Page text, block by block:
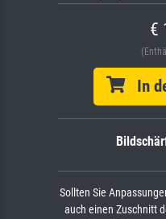
€
In
Sollten Sie
auch einen Zuschnitt